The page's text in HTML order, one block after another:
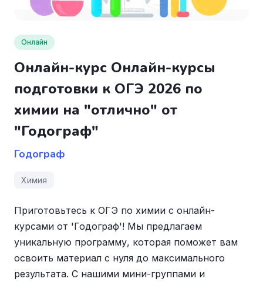
Онлайн
Онлайн-курс Онлайн-курсы
подготовки к ОГЭ 2026 по
химии на "отлично" от
"Годограф"
Годограф
Химия
Приготовьтесь к ОГЭ по химии с онлайн-
курсами от 'Годограф'! Мы предлагаем
уникальную программу, которая поможет вам
освоить материал с нуля до максимального
результата. С нашими мини-группами и